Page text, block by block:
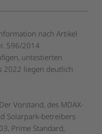
nach Artikel
596/2014
untestierten
2022 liegen deutlich
Vorstand, des MDAX-
Solarpark-betreibers
Prime Standard,